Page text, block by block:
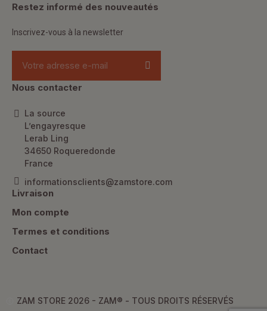
Restez informé des nouveautés
Inscrivez-vous à la newsletter
Nous contacter
La source
L’engayresque
Lerab Ling
34650 Roqueredonde
France
informationsclients@zamstore.com
Livraison
Mon compte
Termes et conditions
Contact
ZAM STORE 2026 - ZAM® - TOUS DROITS RÉSERVÉS